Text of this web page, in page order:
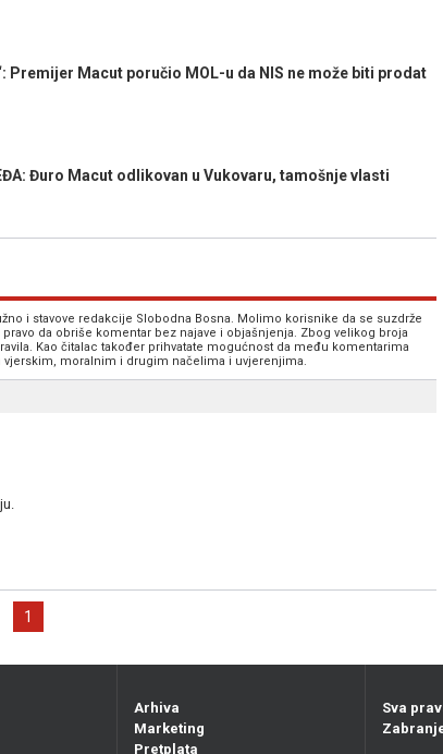
Premijer Macut poručio MOL-u da NIS ne može biti prodat
Đuro Macut odlikovan u Vukovaru, tamošnje vlasti
i stavove redakcije Slobodna Bosna. Molimo korisnike da se suzdrže
da obriše komentar bez najave i objašnjenja. Zbog velikog broja
Kao čitalac također prihvatate mogućnost da među komentarima
moralnim i drugim načelima i uvjerenjima.
1
Arhiva
Marketing
Pretplata
Sva